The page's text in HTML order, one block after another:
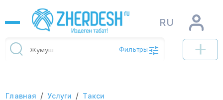
RU
Фильтры
Главная / Услуги / Такси